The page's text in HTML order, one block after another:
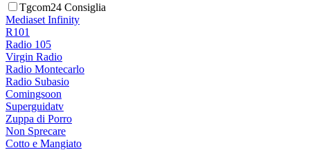
Tgcom24 Consiglia
Mediaset Infinity
R101
Radio 105
Virgin Radio
Radio Montecarlo
Radio Subasio
Comingsoon
Superguidatv
Zuppa di Porro
Non Sprecare
Cotto e Mangiato